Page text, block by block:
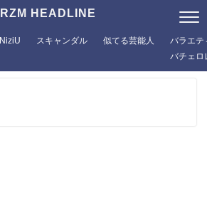
RZM HEADLINE
NiziU スキャンダル 似てる芸能人
バラエテ
バチェロ